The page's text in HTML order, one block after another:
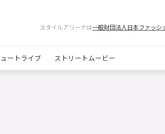
スタイルアリーナは一般財団法人日本ファッシ
ートライブ ストリートムービー